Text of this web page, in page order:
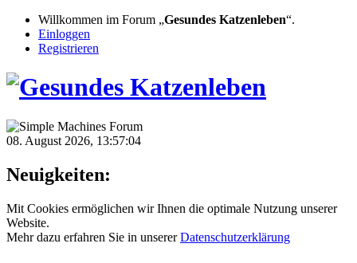
Willkommen im Forum „Gesundes Katzenleben“.
Einloggen
Registrieren
08. August 2026, 13:57:04
Neuigkeiten:
Mit Cookies ermöglichen wir Ihnen die optimale Nutzung unserer
Website.
Mehr dazu erfahren Sie in unsererDatenschutzerklärung